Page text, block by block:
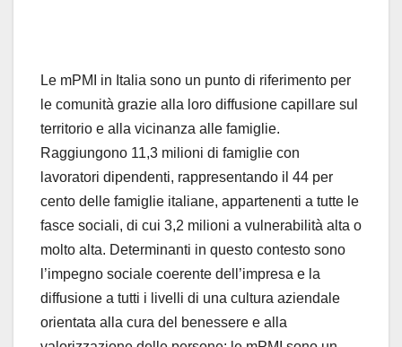
Le mPMI in Italia sono un punto di riferimento per
le comunità grazie alla loro diffusione capillare sul
territorio e alla vicinanza alle famiglie.
Raggiungono 11,3 milioni di famiglie con
lavoratori dipendenti, rappresentando il 44 per
cento delle famiglie italiane, appartenenti a tutte le
fasce sociali, di cui 3,2 milioni a vulnerabilità alta o
molto alta. Determinanti in questo contesto sono
’impegno sociale coerente dell ’impresa e la
diffusione a tutti i livelli di una cultura aziendale
orientata alla cura del benessere e alla